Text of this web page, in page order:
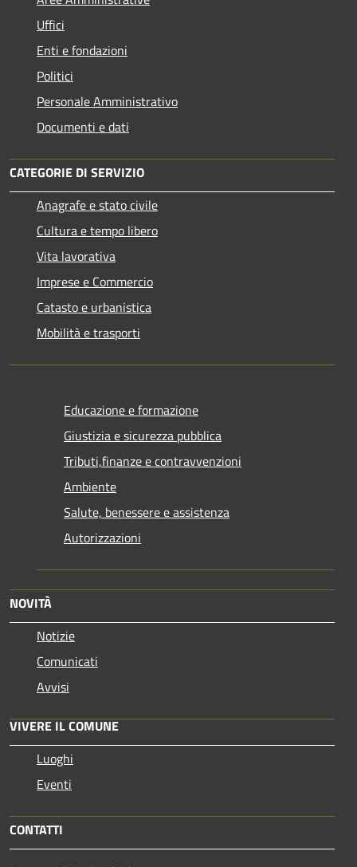
Uffici
Enti e fondazioni
Politici
Personale Amministrativo
Documenti e dati
CATEGORIE DI SERVIZIO
Anagrafe e stato civile
Cultura e tempo libero
Vita lavorativa
Imprese e Commercio
Catasto e urbanistica
Mobilità e trasporti
Educazione e formazione
Giustizia e sicurezza pubblica
Tributi,finanze e contravvenzioni
Ambiente
Salute, benessere e assistenza
Autorizzazioni
NOVITÀ
Notizie
Comunicati
Avvisi
VIVERE IL COMUNE
Luoghi
Eventi
CONTATTI